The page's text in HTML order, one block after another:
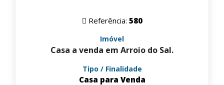
Referência: 580
Imóvel
Casa a venda em Arroio do Sal.
Tipo / Finalidade
Casa para Venda